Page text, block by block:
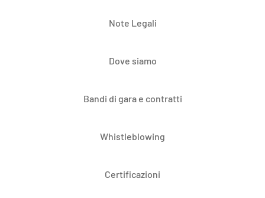
Note Legali
Dove siamo
Bandi di gara e contratti
Whistleblowing
Certificazioni